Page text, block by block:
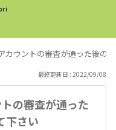
カウントの審査が通った後の
最終更新日 : 2022/09/08
の審査が通った
下さい